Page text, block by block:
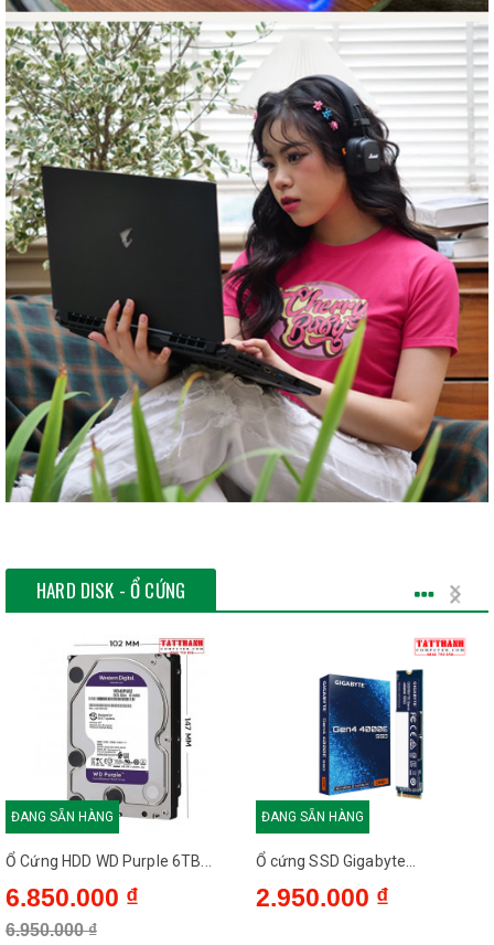
HARD DISK - Ổ CỨNG
ĐANG SẴN HÀNG
Ổ Cứng HDD WD Purple 6TB...
6.850.000 ₫
6.950.000 ₫
ĐANG SẴN HÀNG
Ổ cứng SSD Gigabyte...
2.950.000 ₫